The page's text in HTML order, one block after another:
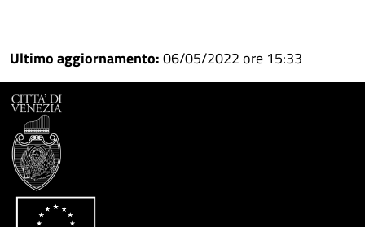
su
Facebook
Condividi
su
Condividi
Ultimo aggiornamento:06/05/2022 ore 15:33